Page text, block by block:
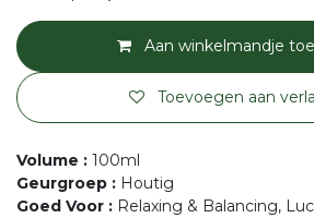
Aan winkelmandje
Toevoegen aan
Volume : 100ml
Geurgroep : Houtig
Goed Voor : Relaxing & Balancing,